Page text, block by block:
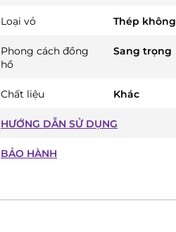
Loại vỏ Thép
Phong cách đồng
hồ
Sang trọng
Chất liệu Khác
HƯỚNG DẪN SỬ DỤNG
BẢO HÀNH